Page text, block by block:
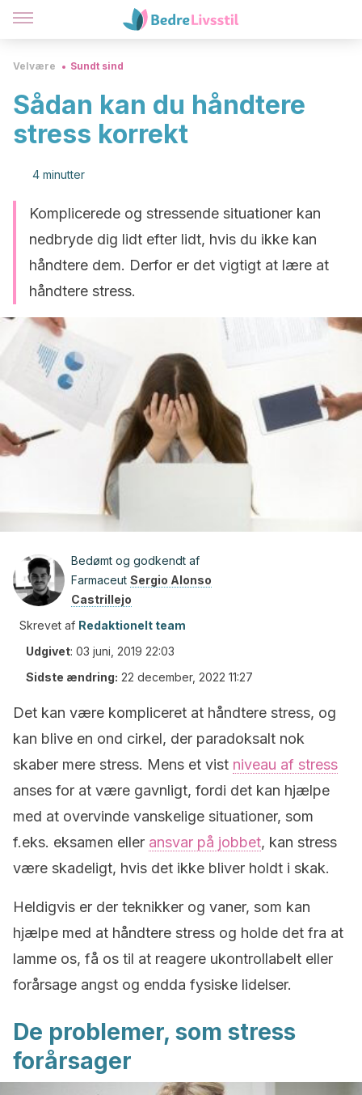
Velvære Sundt sind
Sådan kan du håndtere
stress korrekt
4 minutter
Komplicerede og stressende situationer kan
nedbryde dig lidt efter lidt, hvis du ikke kan
håndtere dem. Derfor er det vigtigt at lære at
håndtere stress.
Bedømt og godkendt af
Farmaceut Sergio Alonso
Castrillejo
Skrevet af Redaktionelt team
Udgivet: 03 juni, 2019 22:03
Sidste ændring: 22 december, 2022 11:27
Det kan være kompliceret at håndtere stress, og
kan blive en ond cirkel, der paradoksalt nok
skaber mere stress. Mens et vist niveau af stress
anses for at være gavnligt, fordi det kan hjælpe
med at overvinde vanskelige situationer, som
f.eks. eksamen eller ansvar på jobbet, kan stress
være skadeligt, hvis det ikke bliver holdt i skak.
Heldigvis er der teknikker og vaner, som kan
hjælpe med at håndtere stress og holde det fra at
lamme os, få os til at reagere ukontrollabelt eller
forårsage angst og endda fysiske lidelser.
De problemer, som stress
forårsager